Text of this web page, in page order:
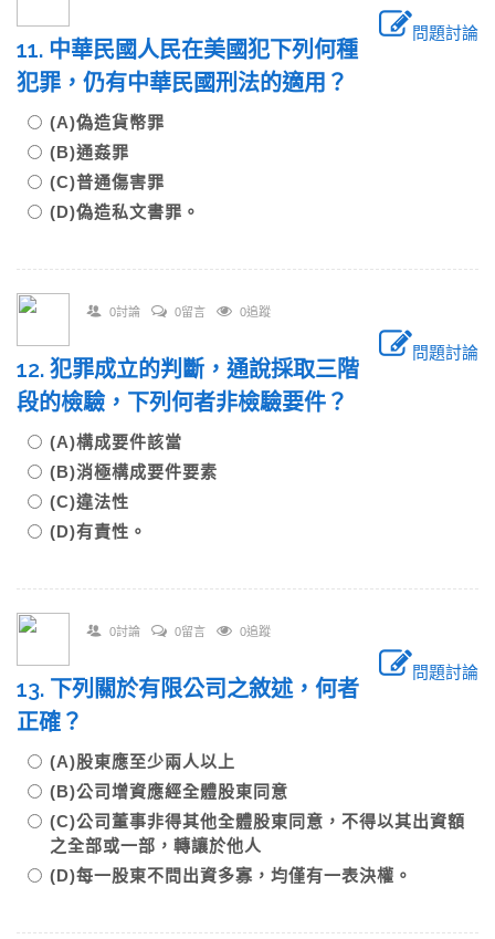
問題討論
11. 中華民國人民在美國犯下列何種
犯罪，仍有中華民國刑法的適用？
(A)偽造貨幣罪
(B)通姦罪
(C)普通傷害罪
(D)偽造私文書罪。
0討論 0留言 0追蹤
問題討論
12. 犯罪成立的判斷，通說採取三階
段的檢驗，下列何者非檢驗要件？
(A)構成要件該當
(B)消極構成要件要素
(C)違法性
(D)有責性。
0討論 0留言 0追蹤
問題討論
13. 下列關於有限公司之敘述，何者
正確？
(A)股東應至少兩人以上
(B)公司增資應經全體股東同意
(C)公司董事非得其他全體股東同意，不得以其出資額
之全部或一部，轉讓於他人
(D)每一股東不問出資多寡，均僅有一表決權。